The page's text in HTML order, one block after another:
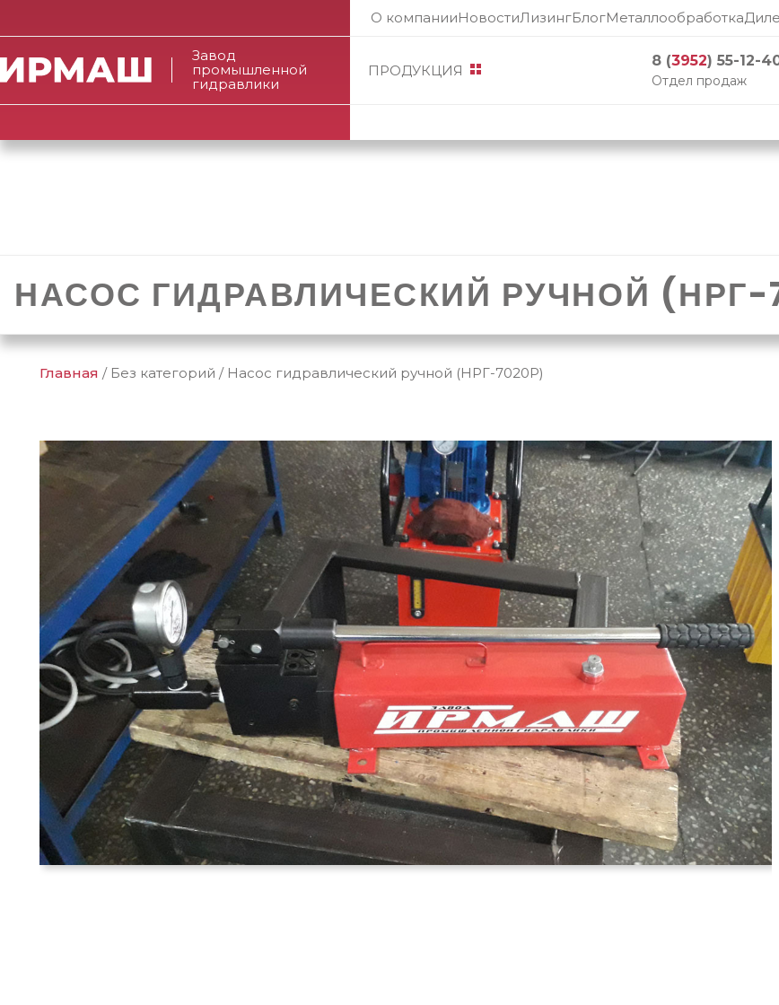
Завод
промышленной
гидравлики
О компанииНовостиЛизингБлогМеталлообработка
ПРОДУКЦИЯ
8 (3952) 55-12-
Отдел продаж
НАСОС ГИДРАВЛИЧЕСКИЙ РУЧНОЙ (НРГ-
Главная / Без категорий / Насос гидравлический ручной (НРГ-7020Р)